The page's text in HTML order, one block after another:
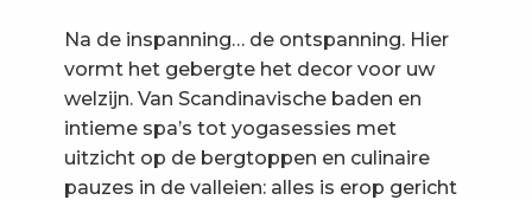
Na de inspanning… de ontspanning. Hier
vormt het gebergte het decor voor uw
welzijn. Van Scandinavische baden en
intieme spa’s tot yogasessies met
uitzicht op de bergtoppen en culinaire
pauzes in de valleien: alles is erop gericht